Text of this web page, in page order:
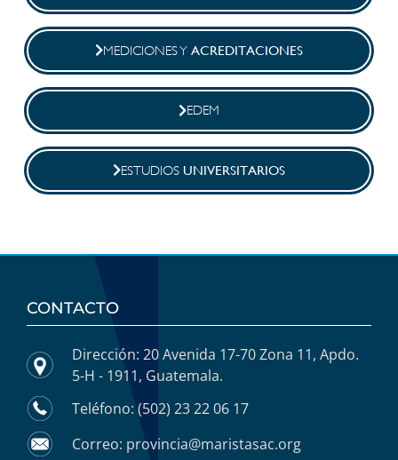
MEDICIONES Y ACREDITACIONES
EDEM
ESTUDIOS UNIVERSITARIOS
CONTACTO
Dirección: 20 Avenida 17-70 Zona 11, Apdo.
5-H - 1911, Guatemala.
Teléfono: (502) 23 22 06 17
Correo: provincia@maristasac.org